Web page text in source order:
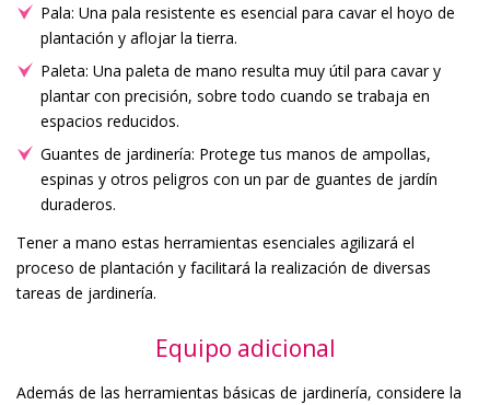
Pala: Una pala resistente es esencial para cavar el hoyo de
plantación y aflojar la tierra.
Paleta: Una paleta de mano resulta muy útil para cavar y
plantar con precisión, sobre todo cuando se trabaja en
espacios reducidos.
Guantes de jardinería: Protege tus manos de ampollas,
espinas y otros peligros con un par de guantes de jardín
duraderos.
Tener a mano estas herramientas esenciales agilizará el
proceso de plantación y facilitará la realización de diversas
tareas de jardinería.
Equipo adicional
Además de las herramientas básicas de jardinería, considere la